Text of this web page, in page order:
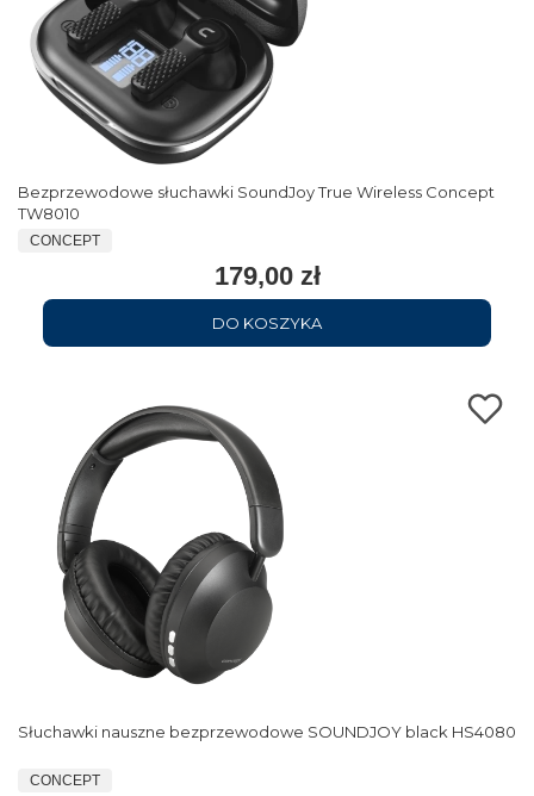
Bezprzewodowe słuchawki SoundJoy True Wireless Concept
TW8010
CONCEPT
179,00 zł
DO KOSZYKA
Słuchawki nauszne bezprzewodowe SOUNDJOY black HS4080
CONCEPT